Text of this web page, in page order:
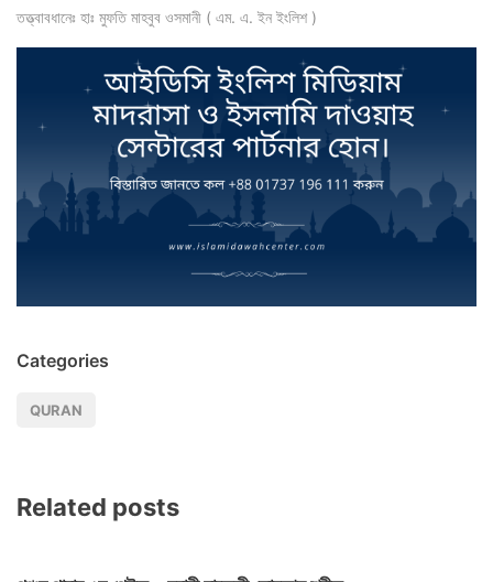
তত্ত্বাবধানেঃ হাঃ মুফতি মাহবুব ওসমানী ( এম. এ. ইন ইংলিশ )
Categories
QURAN
Related posts